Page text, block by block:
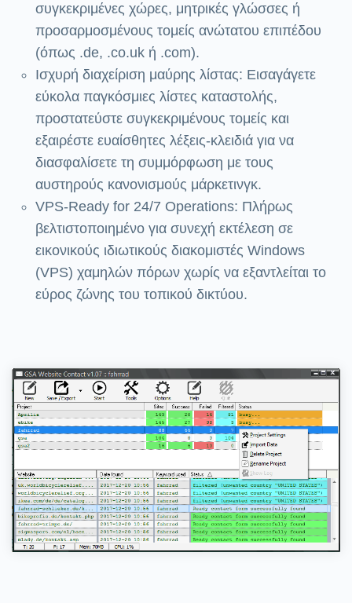
συγκεκριμένες χώρες, μητρικές γλώσσες ή
προσαρμοσμένους τομείς ανώτατου επιπέδου
(όπως .de, .co.uk ή .com).
Ισχυρή διαχείριση μαύρης λίστας: Εισαγάγετε
εύκολα παγκόσμιες λίστες καταστολής,
προστατεύστε συγκεκριμένους τομείς και
εξαιρέστε ευαίσθητες λέξεις-κλειδιά για να
διασφαλίσετε τη συμμόρφωση με τους
αυστηρούς κανονισμούς μάρκετινγκ.
VPS-Ready for 24/7 Operations: Πλήρως
βελτιστοποιημένο για συνεχή εκτέλεση σε
εικονικούς ιδιωτικούς διακομιστές Windows
(VPS) χαμηλών πόρων χωρίς να εξαντλείται το
εύρος ζώνης του τοπικού δικτύου.